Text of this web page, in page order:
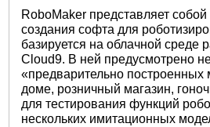
RoboMaker представляет
создания софта для
базируется на облачной среде
Cloud9. В ней предусмотрено
«предварительно построенных
доме, розничный магазин,
для тестирования функций
нескольких имитационных